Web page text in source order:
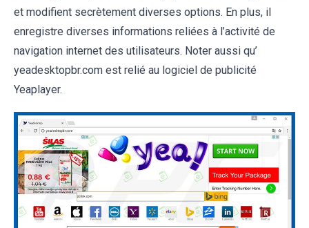
et modifient secrètement diverses options. En plus, il
enregistre diverses informations reliées à l’activité de
navigation internet des utilisateurs. Noter aussi qu’
yeadesktopbr.com est relié au logiciel de publicité
Yeaplayer.